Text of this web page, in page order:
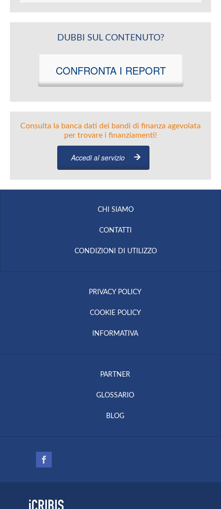
DUBBI SUL CONTENUTO?
CONFRONTA I REPORT
Consulta la banca dati dei bandi di finanza agevolata
per trovare i finanziamenti!
Accedi al servizio
CHI SIAMO
CONTATTI
CONDIZIONI DI UTILIZZO
PRIVACY POLICY
COOKIE POLICY
INFORMATIVA
PARTNER
GLOSSARIO
BLOG